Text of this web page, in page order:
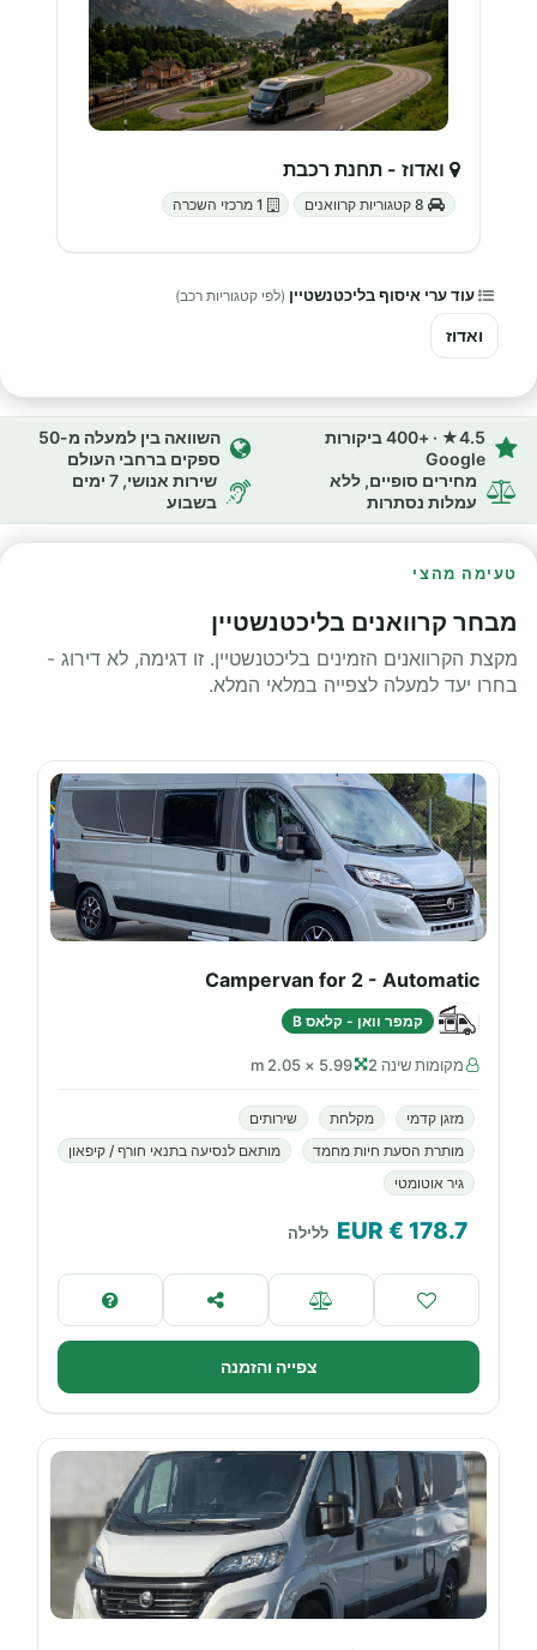
ואדוז - תחנת רכבת
עוד ערי איסוף בליכטנשטיין (לפי קטגוריות רכב)
ואדוז
4.5★ · +400 ביקורות
Google
השוואה בין למעלה מ-50
ספקים ברחבי העולם
מחירים סופיים, ללא
עמלות נסתרות
שירות אנושי, 7 ימים
בשבוע
טעימה מהצי
מבחר קרוואנים בליכטנשטיין
מקצת הקרוואנים הזמינים בליכטנשטיין. זו דגימה, לא דירוג -
בחרו יעד למעלה לצפייה במלאי המלא.
Campervan for 2 - Automatic
קמפר וואן - קלאס B
מקומות שינה 2 5.99 × 2.05 m
מזגן קדמי מקלחת
שירותים
מותרת הסעת חיות מחמד
מותאם לנסיעה בתנאי חורף / קיפאון
גיר אוטומטי
178.7
€ EUR ללילה
צפייה והזמנה